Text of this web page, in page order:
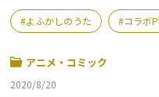
よふかしのうた コラボ
アニメ・コミック
2020/8/20